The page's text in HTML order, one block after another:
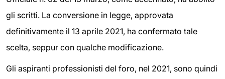
gli scritti. La conversione in legge, approvata
definitivamente il 13 aprile 2021, ha confermato tale
scelta, seppur con qualche modificazione.
Gli aspiranti professionisti del foro, nel 2021, sono quindi